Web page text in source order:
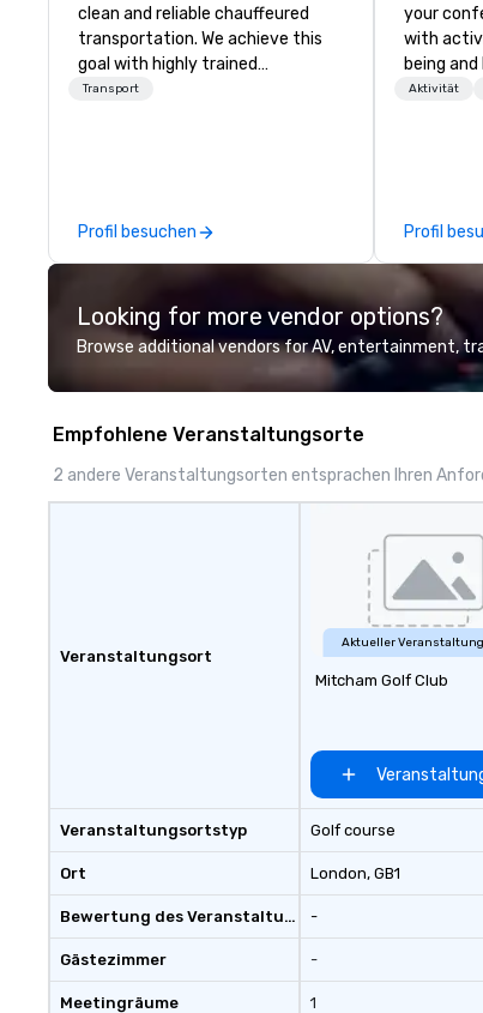
clean and reliable chauffeured
transportation. We achieve this
goal with highly trained
chauffeurs, the newest vehicles
perfectly maintained fleet of late
model luxury vehicles to the
professional team of chauffeurs
and support staff; you will know
Costa Limousine.
Transport
Profil besuchen
your
with
being
Explore
Aktivität
Profil
Looking for more vendor options?
Browse additional vendors for AV, entertainment,
Empfohlene Veranstaltungsorte
2 andere Veranstaltungsorten entsprachen Ihren
Veranstaltungsort
Veranstaltungsortstyp
Ort
Bewertung des Veranstaltungsortes
Gästezimmer
Meetingräume
Aktueller
Mitcham Golf Club
Golf course
London, GB1
-
-
1